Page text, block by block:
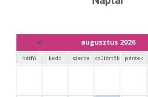
< augusztus 2026
hétfő kedd szerda csütörtök péntek